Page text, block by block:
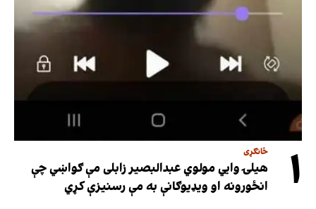
۱ ځانګړی
هیلۍ وایي مولوي عبدالبصیر زابلی مې ګواښي چې
انځورونه او ویډیوګانې به مې رسنیزې کړي